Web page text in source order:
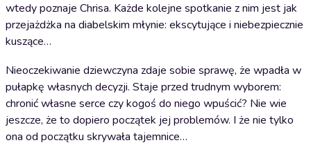
wtedy poznaje Chrisa. Każde kolejne spotkanie z nim jest jak
przejażdżka na diabelskim młynie: ekscytujące i niebezpiecznie
kuszące…
Nieoczekiwanie dziewczyna zdaje sobie sprawę, że wpadła w
pułapkę własnych decyzji. Staje przed trudnym wyborem:
chronić własne serce czy kogoś do niego wpuścić? Nie wie
jeszcze, że to dopiero początek jej problemów. I że nie tylko
ona od początku skrywała tajemnice…